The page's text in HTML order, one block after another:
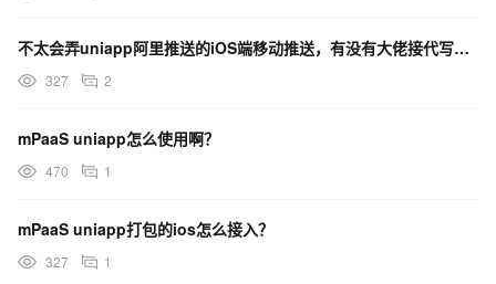
不太会弄uniapp阿里推送的iOS端移动推送，有没有大佬接代写的报个价和时间
327 2
mPaaS uniapp怎么使用啊？
470 1
mPaaS uniapp打包的ios怎么接入？
327 1